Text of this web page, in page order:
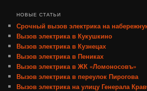
НОВЫЕ СТАТЬИ
Срочный вызов электрика на
Вызов электрика в Кукушкино
Вызов электрика в Кузнецах
Вызов электрика в Пениках
Вызов электрика в ЖК «Ломоносовъ»
Вызов электрика в переулок Пирогова
Вызов электрика на улицу Генерала